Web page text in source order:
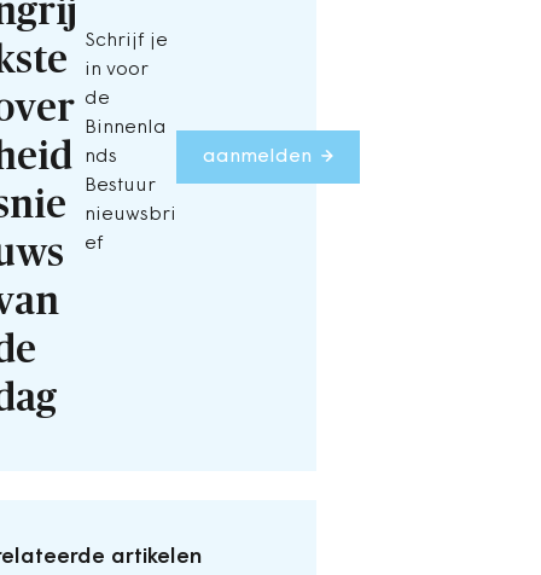
Schrijf je
in voor
de
Binnenla
nds
Bestuur
nieuwsbri
ef
aanmelden
artikelen